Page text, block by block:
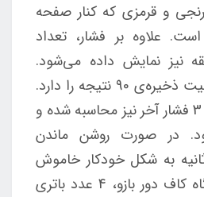
و قرمزی که کنار صفحه‌
علاوه بر فشار، تعداد
نیز نمایش داده می‌شود.
حافظه‌ی دستگاه قابلیت ذخیره‌ی 90 نتیجه را دارد.
علاوه بر این میانگین 3 فشار آخر نیز محاسبه شده و
در صورت روشن ماندن
پس از 60 ثانیه به شکل خودکار خاموش
می‌شود. همراه دستگاه کاف دور بازو، 4 عدد باتری